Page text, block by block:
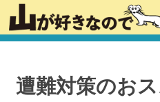
遭難対策のお